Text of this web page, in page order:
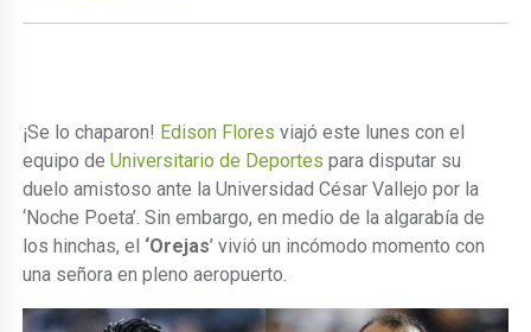
¡Se lo chaparon! Edison Flores viajó este lunes con el
equipo deUniversitario de Deportes para disputar su
duelo amistoso ante la Universidad César Vallejo por la
‘Noche Poeta’. Sin embargo, en medio de la algarabía de
los hinchas, el ‘Orejas’ vivió un incómodo momento con
una señora en pleno aeropuerto.